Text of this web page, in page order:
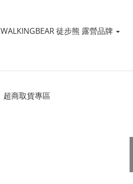
WALKINGBEAR 徒步熊 露營品牌
超商取貨專區